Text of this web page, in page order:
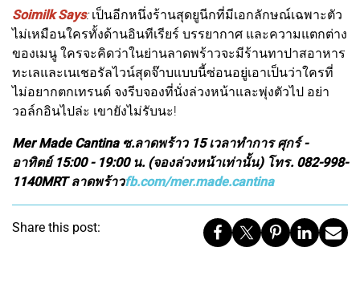
Soimilk Says:เป็นอีกหนึ่งร้านสุดยูนีกที่มีเอกลักษณ์เฉพาะตัว
ไม่เหมือนใครทั้งด้านอินทีเรียร์ บรรยากาศ และความแตกต่าง
ของเมนู ใครจะคิดว่าในย่านลาดพร้าวจะมีร้านทาปาสอาหาร
ทะเลและเนเชอรัลไวน์สุดจ๊าบแบบนี้ซ่อนอยู่เอาเป็นว่าใครที่
ไม่อยากตกเทรนด์ จงรีบจองที่นั่งล่วงหน้าและพุ่งตัวไป อย่า
วอล์กอินไปล่ะ เขายังไม่รับนะ!
Mer Made Cantina ซ.ลาดพร้าว 15 เวลาทำการ ศุกร์ -
อาทิตย์ 15:00 - 19:00 น. (จองล่วงหน้าเท่านั้น) โทร. 082-998-
1140MRT ลาดพร้าวfb.com/mer.made.cantina
Share this post: